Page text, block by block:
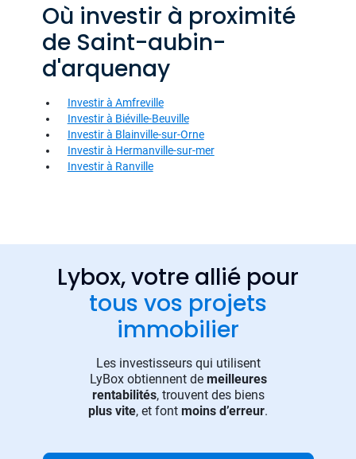
Où investir à proximité
de Saint-aubin-
d'arquenay
Investir à Amfreville
Investir à Biéville-Beuville
Investir à Blainville-sur-Orne
Investir à Hermanville-sur-mer
Investir à Ranville
Lybox, votre allié pour
tous vos projets
immobilier
Les investisseurs qui utilisent
LyBox obtiennent de meilleures
rentabilités, trouvent des biens
plus vite, et font moins d’erreur.